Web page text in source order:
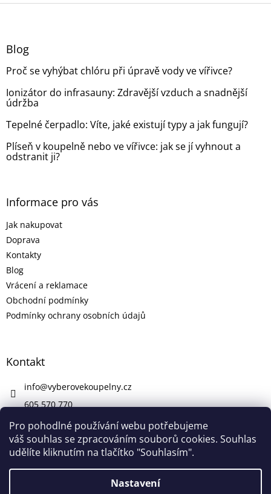
Pro pohodlné používání webu potřebujeme
váš souhlas se zpracováním souborů cookies. Souhlas
udělíte kliknutím na tlačítko "Souhlasím".
Nastavení
Z
Blog
Proč se vyhýbat chlóru při úpravě vody ve vířivce?
Ionizátor do infrasauny: Zdravější vzduch a snadnější
údržba
Tepelné čerpadlo: Víte, jaké existují typy a jak fungují?
Plíseň v koupelně nebo ve vířivce: jak se jí vyhnout a
odstranit ji?
Informace pro vás
Jak nakupovat
Doprava
Kontakty
Blog
Vrácení a reklamace
Obchodní podmínky
Podmínky ochrany osobních údajů
Kontakt
info@vyberovekoupelny.cz
605 570 770
https://www.facebook.com/vyberovekoupelny/